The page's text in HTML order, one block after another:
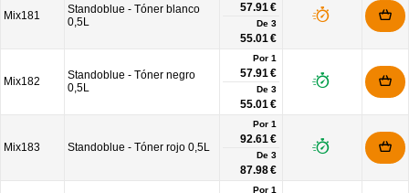
Mix181
Standoblue - Tóner blanco
0,5L
57.91 €
De 3
55.01 €
Mix182
Standoblue - Tóner negro
0,5L
Por 1
57.91 €
De 3
55.01 €
Mix183 Standoblue - Tóner rojo 0,5L
Por 1
92.61 €
De 3
87.98 €
Por 1